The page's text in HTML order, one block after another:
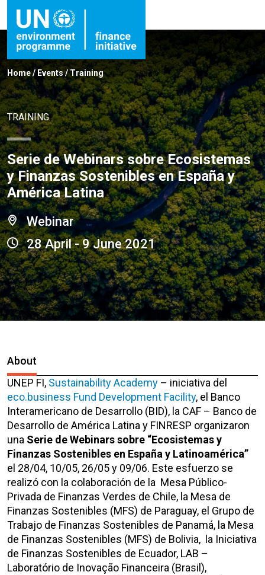
Home/ Events/Training
TRAINING
Serie de Webinars sobre Ecosistemas
y Finanzas Sostenibles en España y
América Latina
Webinar
28 April - 9 June 2021
About
UNEP FI, Sustainability Academy – iniciativa del
eco.business Fund Development Facility, el Banco
Interamericano de Desarrollo (BID), la CAF – Banco de
Desarrollo de América Latina y FINRESP organizaron
una Serie de Webinars sobre “Ecosistemas y
Finanzas Sostenibles en España y Latinoamérica”
el 28/04, 10/05, 26/05 y 09/06. Este esfuerzo se
realizó con la colaboración de la Mesa Público-
Privada de Finanzas Verdes de Chile, la Mesa de
Finanzas Sostenibles (MFS) de Paraguay, el Grupo de
Trabajo de Finanzas Sostenibles de Panamá, la Mesa
de Finanzas Sostenibles (MFS) de Bolivia, la Iniciativa
de Finanzas Sostenibles de Ecuador, LAB –
Laboratório de Inovação Financeira (Brasil),